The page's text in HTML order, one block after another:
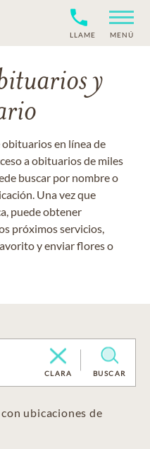
LLAME MENÚ
y
en línea de
a obituarios de miles
buscar por nombre o
Una vez que
puede obtener
próximos servicios,
y enviar flores o
CLARA BUSCAR
ubicaciones de